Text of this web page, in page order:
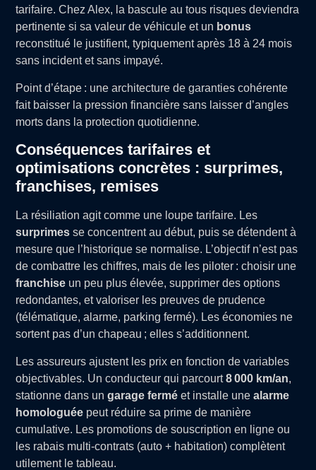
tarifaire. Chez Alex, la bascule au tous risques deviendra
pertinente si sa valeur de véhicule et un bonus
reconstitué le justifient, typiquement après 18 à 24 mois
sans incident et sans impayé.
Point d’étape : une architecture de garanties cohérente
fait baisser la pression financière sans laisser d’angles
morts dans la protection quotidienne.
Conséquences tarifaires et
optimisations concrètes : surprimes,
franchises, remises
La résiliation agit comme une loupe tarifaire. Les
surprimes se concentrent au début, puis se détendent à
mesure que l’historique se normalise. L’objectif n’est pas
de combattre les chiffres, mais de les piloter : choisir une
franchise un peu plus élevée, supprimer des options
redondantes, et valoriser les preuves de prudence
(télématique, alarme, parking fermé). Les économies ne
sortent pas d’un chapeau ; elles s’additionnent.
Les assureurs ajustent les prix en fonction de variables
objectivables. Un conducteur qui parcourt8 000 km/an,
stationne dans ungarage fermé et installe unealarme
homologuée peut réduire sa prime de manière
cumulative. Les promotions de souscription en ligne ou
les rabais multi-contrats (auto + habitation) complètent
utilement le tableau.